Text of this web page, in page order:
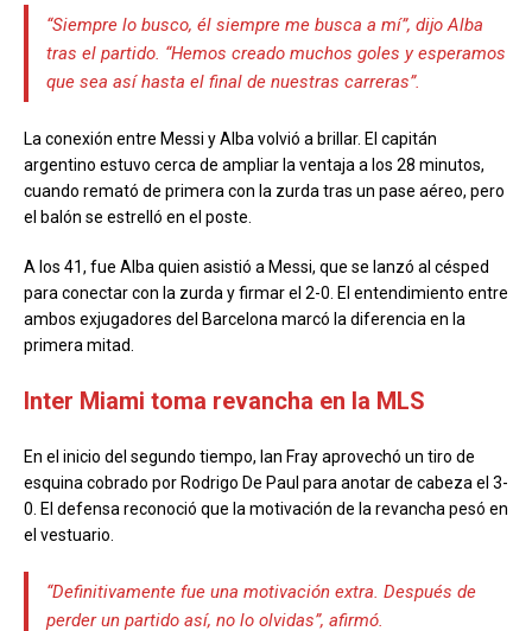
“Siempre lo busco, él siempre me busca a mí”, dijo Alba
tras el partido. “Hemos creado muchos goles y esperamos
que sea así hasta el final de nuestras carreras”.
La conexión entre Messi y Alba volvió a brillar. El capitán
argentino estuvo cerca de ampliar la ventaja a los 28 minutos,
cuando remató de primera con la zurda tras un pase aéreo, pero
el balón se estrelló en el poste.
A los 41, fue Alba quien asistió a Messi, que se lanzó al césped
para conectar con la zurda y firmar el 2-0. El entendimiento entre
ambos exjugadores del Barcelona marcó la diferencia en la
primera mitad.
Inter Miami toma revancha en la MLS
En el inicio del segundo tiempo, Ian Fray aprovechó un tiro de
esquina cobrado por Rodrigo De Paul para anotar de cabeza el 3-
0. El defensa reconoció que la motivación de la revancha pesó en
el vestuario.
“Definitivamente fue una motivación extra. Después de
perder un partido así, no lo olvidas”, afirmó.